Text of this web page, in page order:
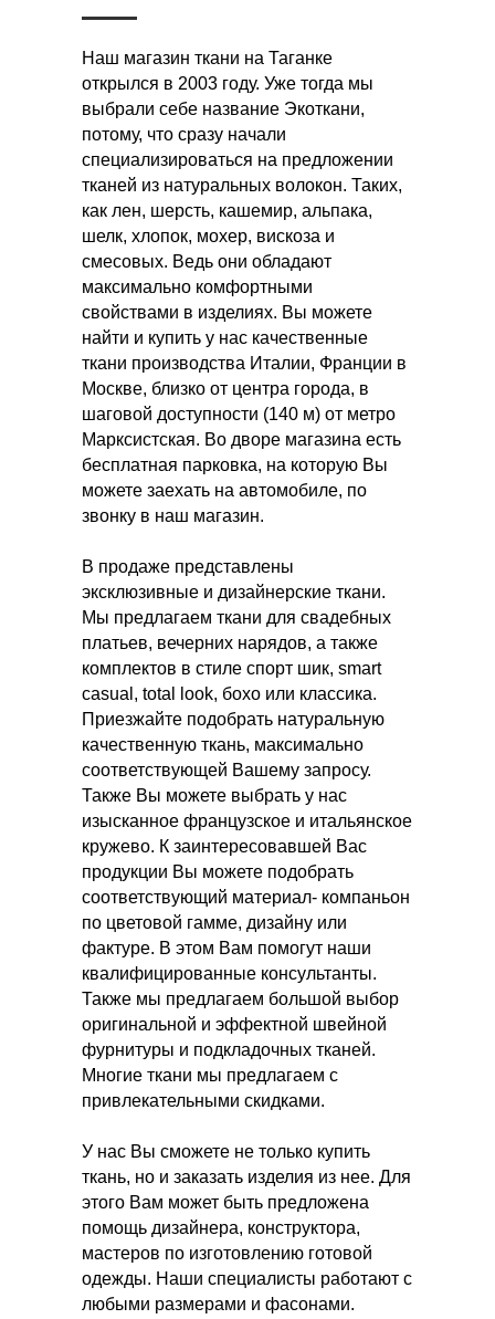
Наш магазин ткани на Таганке
открылся в 2003 году. Уже тогда мы
выбрали себе название Экоткани,
потому, что сразу начали
специализироваться на предложении
тканей из натуральных волокон. Таких,
как лен, шерсть, кашемир, альпака,
шелк, хлопок, мохер, вискоза и
смесовых. Ведь они обладают
максимально комфортными
свойствами в изделиях. Вы можете
найти и купить у нас качественные
ткани производства Италии, Франции в
Москве, близко от центра города, в
шаговой доступности (140 м) от метро
Марксистская. Во дворе магазина есть
бесплатная парковка, на которую Вы
можете заехать на автомобиле, по
звонку в наш магазин.
В продаже представлены
эксклюзивные и дизайнерские ткани.
Мы предлагаем ткани для свадебных
платьев, вечерних нарядов, а также
комплектов в стиле спорт шик, smart
casual, total look, бохо или классика.
Приезжайте подобрать натуральную
качественную ткань, максимально
соответствующей Вашему запросу.
Также Вы можете выбрать у нас
изысканное французское и итальянское
кружево. К заинтересовавшей Вас
продукции Вы можете подобрать
соответствующий материал- компаньон
по цветовой гамме, дизайну или
фактуре. В этом Вам помогут наши
квалифицированные консультанты.
Также мы предлагаем большой выбор
оригинальной и эффектной швейной
фурнитуры и подкладочных тканей. ​
Многие ткани мы предлагаем с
привлекательными скидками.
У нас Вы сможете не только купить
ткань, но и заказать изделия из нее. Для
этого Вам может быть предложена
помощь дизайнера, конструктора,
мастеров по изготовлению готовой
одежды. Наши специалисты работают с
любыми размерами и фасонами.